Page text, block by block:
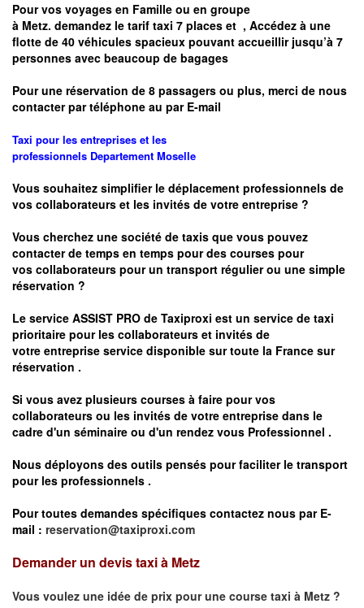
Pour vos voyages en Famille ou en groupe
à Metz. demandez le tarif taxi 7 places et , Accédez à une
flotte de 40 véhicules spacieux pouvant accueillir jusqu’à 7
personnes avec beaucoup de bagages
Pour une réservation de 8 passagers ou plus, merci de nous
contacter par téléphone au par E-mail
Taxi pour les entreprises et les
professionnels Departement Moselle
Vous souhaitez simplifier le déplacement professionnels de
vos collaborateurs et les invités de votre entreprise ?
Vous cherchez une société de taxis que vous pouvez
contacter de temps en temps pour des courses pour
vos collaborateurs pour un transport régulierou une simple
réservation ?
Le service ASSIST PRO de Taxiproxi est un service de taxi
prioritaire pour les collaborateurs et invités de
votre entreprise service disponible sur toute la France sur
réservation .
Si vous avez plusieurs courses à faire pour vos
collaborateurs ou les invités de votre entreprise dans le
cadre d'un séminaire ou d'un rendez vous Professionnel .
Nous déployons des outils pensés pour faciliter le transport
pour les professionnels .
Pour toutes demandes spécifiques contactez nous par E-
mail : reservation@taxiproxi.com
Demander un devis taxi à Metz
Vous voulez une idée de prix pour une course taxi à Metz ?